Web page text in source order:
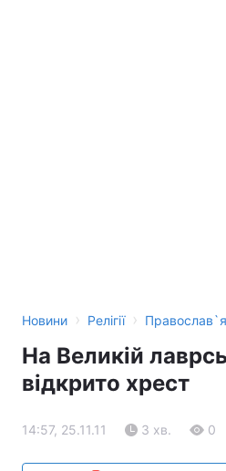
Новини › Релігії › Православ`я
На Великій
відкрито хрест
14:57, 25.11.11 3 хв. 0